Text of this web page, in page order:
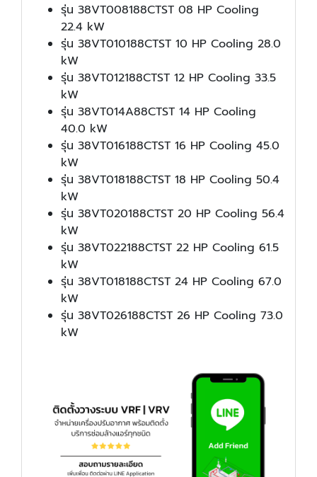
รุ่น 38VT008188CTST 08 HP Cooling
22.4 kW
รุ่น 38VT010188CTST 10 HP Cooling 28.0
kW
รุ่น 38VT012188CTST 12 HP Cooling 33.5
kW
รุ่น 38VT014A88CTST 14 HP Cooling
40.0 kW
รุ่น 38VT016188CTST 16 HP Cooling 45.0
kW
รุ่น 38VT018188CTST 18 HP Cooling 50.4
kW
รุ่น 38VT020188CTST 20 HP Cooling 56.4
kW
รุ่น 38VT022188CTST 22 HP Cooling 61.5
kW
รุ่น 38VT018188CTST 24 HP Cooling 67.0
kW
รุ่น 38VT026188CTST 26 HP Cooling 73.0
kW